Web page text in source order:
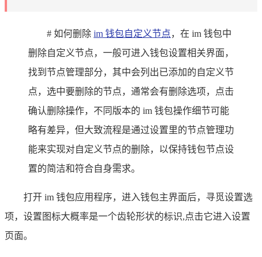
# 如何删除 im 钱包自定义节点，在 im 钱包中
删除自定义节点，一般可进入钱包设置相关界面，
找到节点管理部分，其中会列出已添加的自定义节
点，选中要删除的节点，通常会有删除选项，点击
确认删除操作，不同版本的 im 钱包操作细节可能
略有差异，但大致流程是通过设置里的节点管理功
能来实现对自定义节点的删除，以保持钱包节点设
置的简洁和符合自身需求。
打开 im 钱包应用程序，进入钱包主界面后，寻觅设置选
项，设置图标大概率是一个齿轮形状的标识,点击它进入设置
页面。